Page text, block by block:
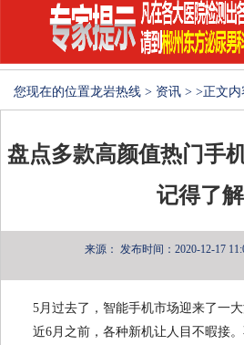
您现在的位置龙岩热线 > 资讯 > >正文内
盘点多款高颜值热门手
记得了
来源： 发布时间：2020-12-17
5月过去了，智能手机市场迎来了一
近6月之前，各种新机让人目不暇接